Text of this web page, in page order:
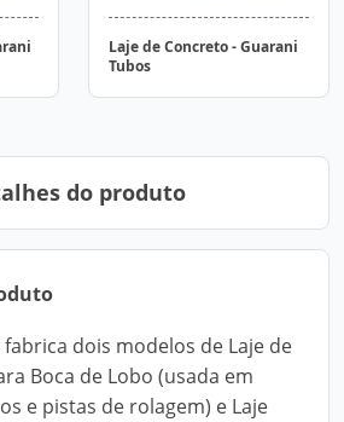
Laje de Concreto - Guarani
Tubos
do produto
dois modelos de Laje de
Boca de Lobo (usada em
e pistas de rolagem) e Laje